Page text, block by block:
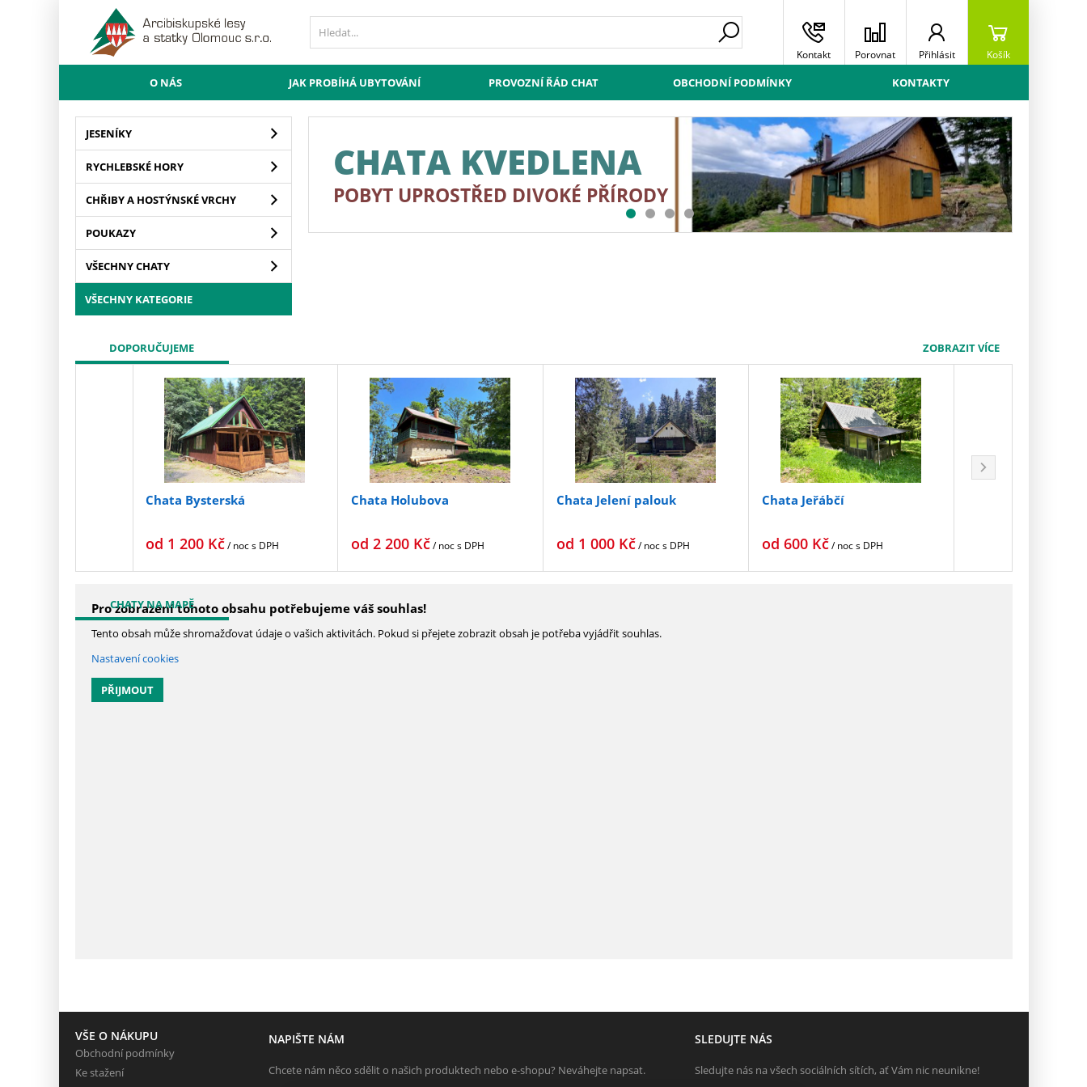
Kontakt Porovnat Přihlásit Košík
O NÁS JAK PROBÍHÁ UBYTOVÁNÍ PROVOZNÍ ŘÁD CHAT OBCHODNÍ PODMÍNKY KONTAKTY
JESENÍKY
RYCHLEBSKÉ HORY
CHŘIBY A HOSTÝNSKÉ VRCHY
POUKAZY
VŠECHNY CHATY
VŠECHNY KATEGORIE
CHATA KVEDLENA
POBYT UPROSTŘED DIVOKÉ PŘÍRODY
DOPORUČUJEME ZOBRAZIT VÍCE
Chata Bysterská
od 1 200Kč/ nocs DPH
Chata Holubova
od 2 200Kč/ nocs DPH
Chata Jelení palouk
od 1 000Kč/ nocs DPH
Chata Jeřábčí
od 600Kč/ nocs DPH
CHATY NA MAPĚ
Pro zobrazení tohoto obsahu potřebujeme váš souhlas!
Tento obsah může shromažďovat údaje o vašich aktivitách. Pokud si přejete zobrazit obsah je potřeba vyjádřit souhlas.
Nastavení cookies
PŘIJMOUT
VŠE O NÁKUPU
Obchodní podmínky
Ke stažení
NAPIŠTE NÁM
Chcete nám něco sdělit o našich produktech nebo e-shopu? Neváhejte napsat.
SLEDUJTE NÁS
Sledujte nás na všech sociálních sítích, ať Vám nic neunikne!